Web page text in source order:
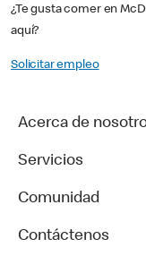
¿Te gusta comer en
aquí?
Solicitar empleo
Acerca de
Servicios
Comunidad
Contáctenos